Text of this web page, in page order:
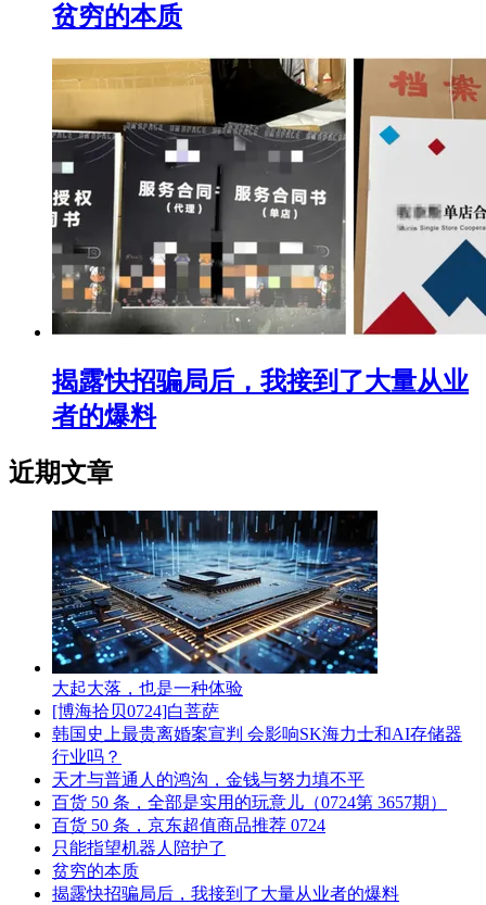
贫穷的本质
揭露快招骗局后，我接到了大量从业
者的爆料
近期文章
大起大落，也是一种体验
[博海拾贝0724]白菩萨
韩国史上最贵离婚案宣判 会影响SK海力士和AI存储器
行业吗？
天才与普通人的鸿沟，金钱与努力填不平
百货 50 条，全部是实用的玩意儿（0724第 3657期）
百货 50 条，京东超值商品推荐 0724
只能指望机器人陪护了
贫穷的本质
揭露快招骗局后，我接到了大量从业者的爆料